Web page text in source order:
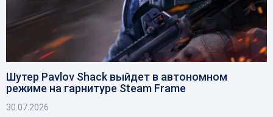
Шутер Pavlov Shack выйдет в автономном
режиме на гарнитуре Steam Frame
30.07.2026